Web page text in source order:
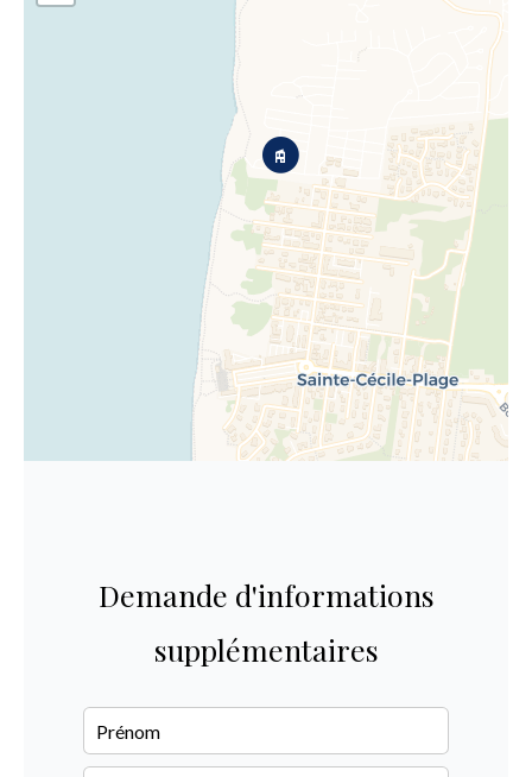
Demande d'informations
supplémentaires